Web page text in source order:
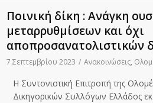
Ποινική δίκη : Ανάγκη
μεταρρυθμίσεων και όχι
αποπροσανατολιστικών
7 Σεπτεμβρίου 2023 / Ανακοινώσεις,
Η Συντονιστική Επιτροπή της
Δικηγορικών Συλλόγων Ελλάδος